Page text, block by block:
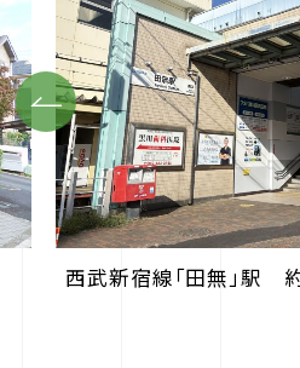
Previous
西武新宿線「田無」駅